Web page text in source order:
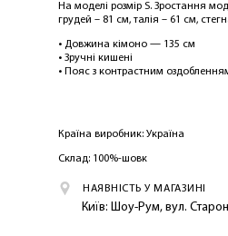
На моделі розмір S. Зростання
грудей – 81 см, талія – 61 см,
• Довжина кімоно — 135 см
• Зручні кишені
• Пояс з контрастним
Країна виробник: Україна
Склад: 100%-шовк
НАЯВНІСТЬ У МАГАЗИНІ
Київ: Шоу-Рум, вул.
ЛАСКАВО
NOSOVSKI.COM!
ПРИВІТНИЙ БОНУС